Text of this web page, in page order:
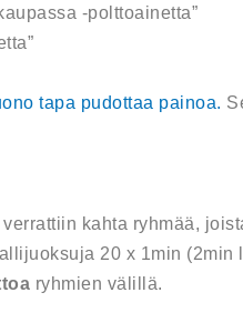
-polttoainetta”
tapa pudottaa painoa.
verrattiin kahta ryhmää,
20 x 1min
ryhmien välillä.